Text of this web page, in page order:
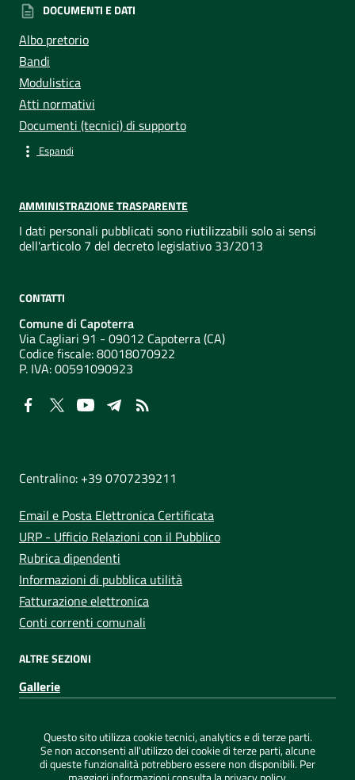
DOCUMENTI E DATI
Albo pretorio
Bandi
Modulistica
Atti normativi
Documenti (tecnici) di supporto
Espandi
AMMINISTRAZIONE TRASPARENTE
I dati personali pubblicati sono riutilizzabili solo ai sensi
dell'articolo 7 del decreto legislativo 33/2013
CONTATTI
Comune di Capoterra
Via Cagliari 91 - 09012 Capoterra (CA)
Codice fiscale: 80018070922
P. IVA:00591090923
Centralino: +39 0707239211
Email e Posta Elettronica Certificata
URP - Ufficio Relazioni con il Pubblico
Rubrica dipendenti
Informazioni di pubblica utilità
Fatturazione elettronica
Conti correnti comunali
ALTRE SEZIONI
Gallerie
Sezione Link Utili
Credits | Mappa del sito | ConsulMedia
Questo sito utilizza cookie tecnici, analytics e di terze parti.
Se non acconsenti all'utilizzo dei cookie di terze parti, alcune
di queste funzionalità potrebbero essere non disponibili. Per